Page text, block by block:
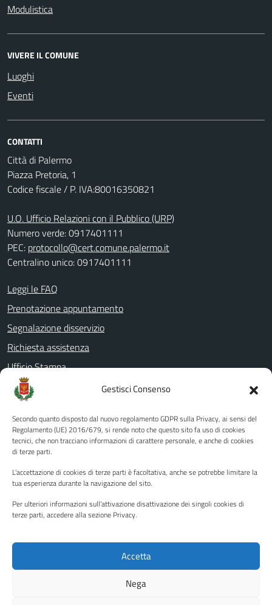
Gestisci Consenso
Secondo quanto disposto dal nuovo regolamento GDPR sulla Privacy, ai sensi del
Regolamento (UE) 2016/679, si rende noto che questo sito fa uso di cookies
tecnici, che non tracciano informazioni di carattere personale, e anche di cookies
di terze parti.
L'accettazione di cookies di terze parti è facoltativa, anche se potrebbe limitare la
tua esperienza durante la navigazione del sito.
Per ulteriori informazioni sull'attivazione disattivazione dei singoli cookies di
terze parti, accedere alla sezione Privacy.
Accetta
Nega
Modulistica
VIVERE IL COMUNE
Luoghi
Eventi
CONTATTI
Città di Palermo
Piazza Pretoria, 1
Codice fiscale / P. IVA:80016350821
U.O. Ufficio Relazioni con il Pubblico (URP)
Numero verde: 0917401111
PEC: protocollo@cert.comune.palermo.it
Centralino unico: 0917401111
Leggi le FAQ
Prenotazione appuntamento
Segnalazione disservizio
Richiesta assistenza
Ufficio Stampa
Amministrazione Trasparente
Albo pretorio
Informativa privacy
Note legali
Piano di miglioramento del sito
Instagram